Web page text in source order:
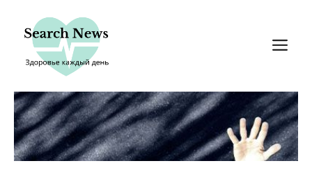
содержимому